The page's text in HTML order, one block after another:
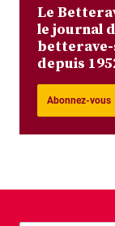
Le
le journal
depuis
Abonnez-vous